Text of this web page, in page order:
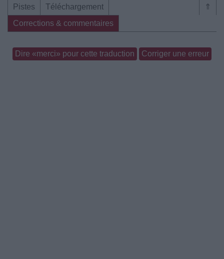
⇑
Pistes
Téléchargement
Corrections & commentaires
Dire «merci» pour cette traduction Corriger une erreur